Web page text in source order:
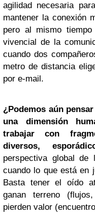
agilidad necesaria
mantener la conexión
pero al mismo
vivencial de la
cuando dos
metro de distancia
por e-mail.
¿Podemos aún
una dimensión
trabajar con
diversos,
perspectiva global de
cuando lo que está en
Basta tener el oído
ganan terreno
pierden valor